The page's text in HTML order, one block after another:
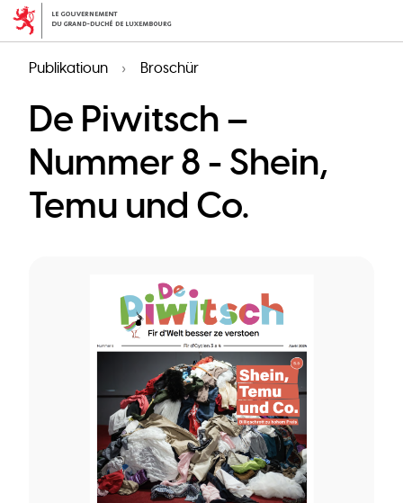
Skip
contentPublikatioun Broschür
De Piwitsch –
Nummer 8 - Shein,
Temu und Co.